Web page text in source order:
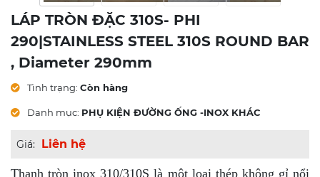
LÁP TRÒN ĐẶC 310S- PHI
290|STAINLESS STEEL 310S ROUND BAR
, Diameter 290mm
Tình trạng: Còn hàng
Danh mục: PHỤ KIỆN ĐƯỜNG ỐNG -INOX KHÁC
Giá: Liên hệ
Thanh tròn inox 310/310S là một loại thép không gỉ nổi